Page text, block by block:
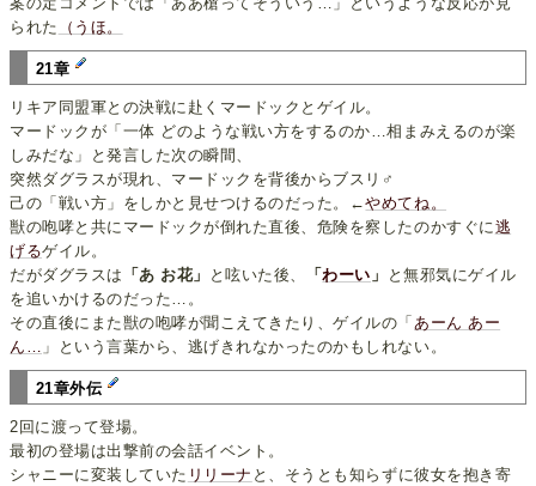
られた
（うほ。
21章
リキア同盟軍との決戦に赴くマードックとゲイル。
マードックが「一体 どのような戦い方をするのか…相まみえるのが楽
しみだな」と発言した次の瞬間、
突然ダグラスが現れ、マードックを背後からブスリ♂
己の「戦い方」をしかと見せつけるのだった。←やめてね。
獣の咆哮と共にマードックが倒れた直後、危険を察したのかすぐに逃
げるゲイル。
だがダグラスは 「あ お花」 と呟いた後、 「わーい 」
と無邪気にゲイル
を追いかけるのだった…。
その直後にまた獣の咆哮が聞こえてきたり、ゲイルの「あーん あー
ん… 」という言葉から、逃げきれなかったのかもしれない。
21章外伝
2回に渡って登場。
最初の登場は出撃前の会話イベント。
シャニーに変装していた リリーナ と、そうとも知らずに彼女を抱き寄